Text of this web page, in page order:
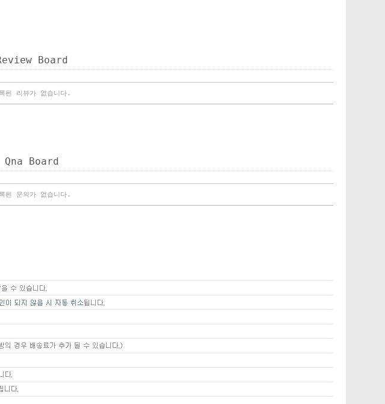
Board
된 리뷰가 없습니다.
Qna Board
된 문의가 없습니다.